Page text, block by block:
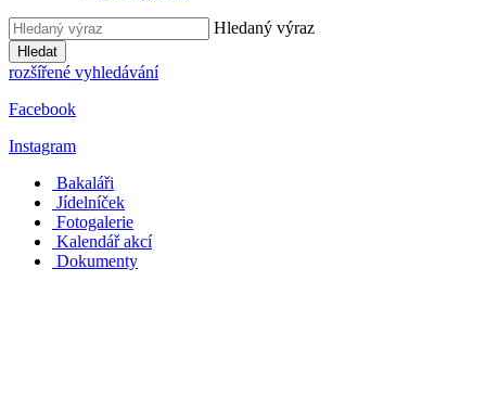
Hledaný výraz
Hledat
rozšířené vyhledávání
Facebook
Instagram
Bakaláři
Jídelníček
Fotogalerie
Kalendář akcí
Dokumenty